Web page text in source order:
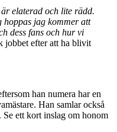
elaterad och lite rädd.
hoppas jag kommer att
dess fans och hur vi
jobbet efter att ha blivit
han numera har en
Han samlar också
ett kort inslag om honom